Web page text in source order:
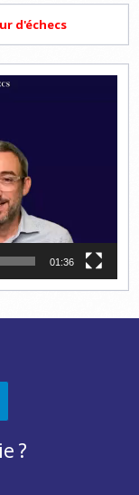
d'échecs
01:36
?